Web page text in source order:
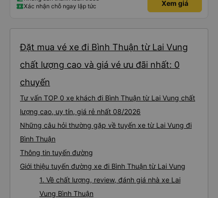
Xác nhận chỗ ngay lập tức
Xem giá
Đặt mua vé xe đi Bình Thuận từ Lai Vung
chất lượng cao và giá vé ưu đãi nhất: 0
chuyến
Tư vấn TOP 0 xe khách đi Bình Thuận từ Lai Vung chất
lượng cao, uy tín, giá rẻ nhất 08/2026
Những câu hỏi thường gặp về tuyến xe từ Lai Vung đi
Bình Thuận
Thông tin tuyến đường
Giới thiệu tuyến đường xe đi Bình Thuận từ Lai Vung
1. Về chất lượng, review, đánh giá nhà xe Lai
Vung Bình Thuận